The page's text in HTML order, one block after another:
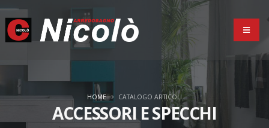
ACCESSORI E SPECCHI
HOME CATALOGO ARTICOLI